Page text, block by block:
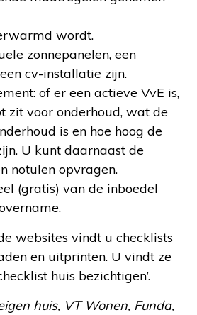
wordt.
zonnepanelen, een
cv-installatie zijn.
of er een actieve VvE is,
zit voor onderhoud, wat de
is en hoe hoog de
U kunt daarnaast de
notulen opvragen.
(gratis) van de inboedel
websites vindt u checklists
en uitprinten. U vindt ze
huis bezichtigen’.
huis, VT Wonen, Funda,